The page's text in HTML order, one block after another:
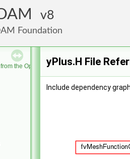
8
Foundation
the OpenFOAM Foundation
yPlus.H File
Include dependency